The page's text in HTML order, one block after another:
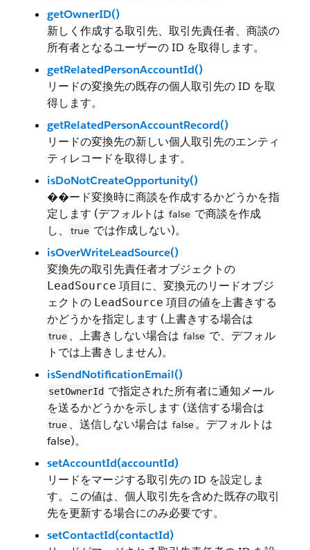
getOwnerID()
新しく作成する取引先、取引先責任者、商談の
所有者となるユーザーの ID を取得します。
getRelatedPersonAccountId()
リードの変換先の既存の個人取引先の ID を取
得します。
getRelatedPersonAccountRecord()
リードの変換先の新しい個人取引先のエンティ
ティレコードを取得します。
isDoNotCreateOpportunity()
��ード変換時に商談を作成するかどうかを指
定します (デフォルトは false で商談を作成
し、
true では作成しない)。
isOverWriteLeadSource()
変換先の取引先責任者オブジェクトの
LeadSource 項目に、変換元のリードオブジ
ェクトの LeadSource 項目の値を上書きする
かどうかを指定します (上書きする場合は
true 、上書きしない場合は false で、デフォル
トでは上書きしません)。
isSendNotificationEmail()
setOwnerId で指定された所有者に通知メール
を送るかどうかを示します (送信する場合は
true 、送信しない場合は false。デフォルトは
false)。
setAccountId(accountId)
リードをマージする取引先の ID を設定しま
す。この値は、個人取引先を含めた既存の取引
先を更新する場合にのみ必要です。
setContactId(contactId)